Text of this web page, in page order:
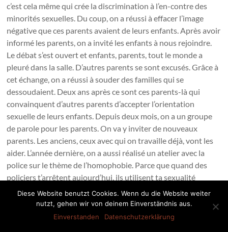
c’est cela même qui crée la discrimination à l’en-contre des
minorités sexuelles. Du coup, on a réussi à effacer l’image
négative que ces parents avaient de leurs enfants. Après avoir
informé les parents, on a invité les enfants à nous rejoindre.
Le débat s’est ouvert et enfants, parents, tout le monde a
pleuré dans la salle. D’autres parents se sont excusés. Grâce à
cet échange, on a réussi à souder des familles qui se
dessoudaient. Deux ans après ce sont ces parents-là qui
convainquent d’autres parents d’accepter l’orientation
sexuelle de leurs enfants. Depuis deux mois, on a un groupe
de parole pour les parents. On va y inviter de nouveaux
parents. Les anciens, ceux avec qui on travaille déjà, vont les
aider. L’année dernière, on a aussi réalisé un atelier avec la
police sur le thème de l’homophobie. Parce que quand des
policiers t’arrêtent aujourd’hui, ils utilisent ta sexualité
comme levier pour t’extorquer des fonds. Si on ne te jette pas
en prison, on te prend de l’argent. Or ce n’est pas leur rôle. En
tant qu’agents de sécurité, ils sont là pour protéger les
Diese Website benutzt Cookies. Wenn du die Website weiter
nutzt, gehen wir von deinem Einverständnis aus.
Einverstanden
Datenschutzerklärung